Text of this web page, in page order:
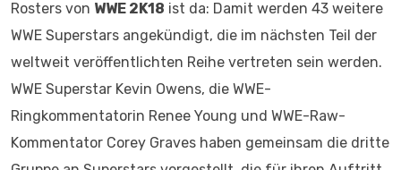
Rosters von WWE 2K18 ist da: Damit werden 43 weitere
WWE Superstars angekündigt, die im nächsten Teil der
weltweit veröffentlichten Reihe vertreten sein werden.
WWE Superstar Kevin Owens, die WWE-
Ringkommentatorin Renee Young und WWE-Raw-
Kommentator Corey Graves haben gemeinsam die dritte